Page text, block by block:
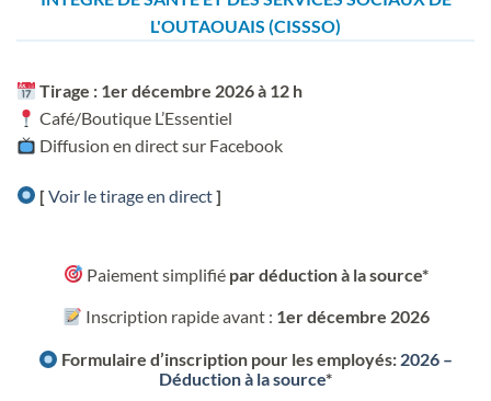
L'OUTAOUAIS (CISSSO)
Tirage : 1er décembre 2026 à 12 h
Café/Boutique L’Essentiel
Diffusion en direct sur Facebook
[Voir le tirage en direct]
Paiement simplifié par déduction à la source*
Inscription rapide avant : 1er décembre 2026
Formulaire d’inscription pour les employés: 2026 –
Déduction à la source*